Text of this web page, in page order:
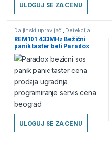
ULOGUJ SE ZA CENU
Daljinski upravljači, Detekcija
provale - Alarmni sistemi Panik
SOS tasteri
REM101 433MHz Bežični
panik taster beli Paradox
ULOGUJ SE ZA CENU